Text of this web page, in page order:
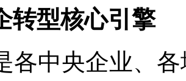
转型核心引擎
各中央企业